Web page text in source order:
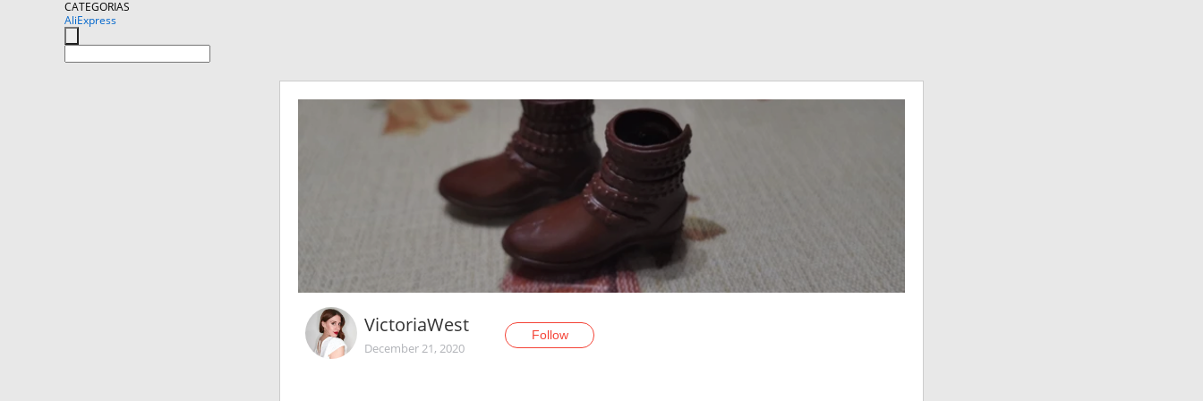
CATEGORIAS
AliExpress
VictoriaWest
December 21, 2020
Follow